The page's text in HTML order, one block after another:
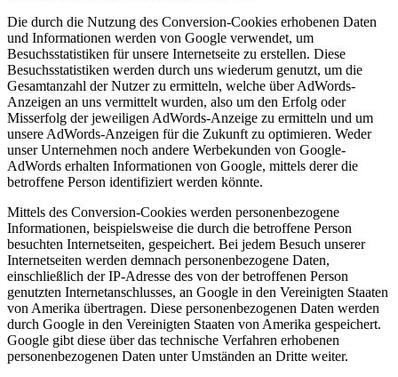
Die durch die Nutzung des Conversion-Cookies erhobenen Daten
und Informationen werden von Google verwendet, um
Besuchsstatistiken für unsere Internetseite zu erstellen. Diese
Besuchsstatistiken werden durch uns wiederum genutzt, um die
Gesamtanzahl der Nutzer zu ermitteln, welche über AdWords-
Anzeigen an uns vermittelt wurden, also um den Erfolg oder
Misserfolg der jeweiligen AdWords-Anzeige zu ermitteln und um
unsere AdWords-Anzeigen für die Zukunft zu optimieren. Weder
unser Unternehmen noch andere Werbekunden von Google-
AdWords erhalten Informationen von Google, mittels derer die
betroffene Person identifiziert werden könnte.
Mittels des Conversion-Cookies werden personenbezogene
Informationen, beispielsweise die durch die betroffene Person
besuchten Internetseiten, gespeichert. Bei jedem Besuch unserer
Internetseiten werden demnach personenbezogene Daten,
einschließlich der IP-Adresse des von der betroffenen Person
genutzten Internetanschlusses, an Google in den Vereinigten Staaten
von Amerika übertragen. Diese personenbezogenen Daten werden
durch Google in den Vereinigten Staaten von Amerika gespeichert.
Google gibt diese über das technische Verfahren erhobenen
personenbezogenen Daten unter Umständen an Dritte weiter.